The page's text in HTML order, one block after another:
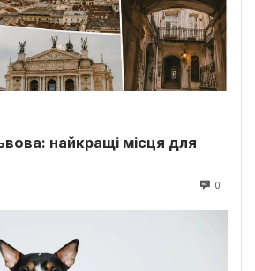
найкращі місця для
0